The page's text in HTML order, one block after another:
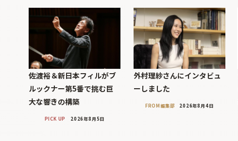
佐渡裕＆新日本フィルがブ
ルックナー第5番で挑む巨
大な響きの構築
PICK UP 2026年8月5日
外村理紗さんにインタビュ
ーしました
FROM編集部 2026年8月4日